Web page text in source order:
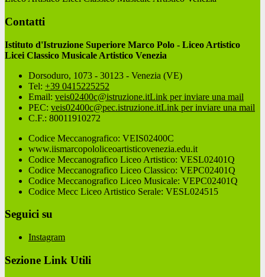
Contatti
Istituto d'Istruzione Superiore Marco Polo - Liceo Artistico
Licei Classico Musicale Artistico Venezia
Dorsoduro, 1073 - 30123 - Venezia (VE)
Tel: +39 0415225252
Email: veis02400c@istruzione.itLink per inviare una mail
PEC: veis02400c@pec.istruzione.itLink per inviare una mail
C.F.: 80011910272
Codice Meccanografico: VEIS02400C
www.iismarcopololiceoartisticovenezia.edu.it
Codice Meccanografico Liceo Artistico: VESL02401Q
Codice Meccanografico Liceo Classico: VEPC02401Q
Codice Meccanografico Liceo Musicale: VEPC02401Q
Codice Mecc Liceo Artistico Serale: VESL024515
Seguici su
Instagram
Sezione Link Utili